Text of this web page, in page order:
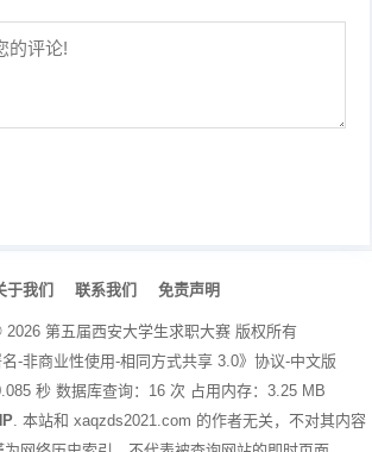
于我们 联系我们 免责声明
2026 第五届西安大学生求职大赛版权所有
-非商业性使用-相同方式共享 3.0》协议-中文版
秒 数据库查询：16 次 占用内存：3.25 MB
. 本站和 xaqzds2021.com 的作者无关，不对其内容